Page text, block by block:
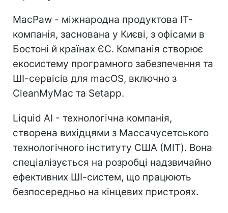
MacPaw - міжнародна продуктова IT-
компанія, заснована у Києві, з офісами в
Бостоні й країнах ЄС. Компанія створює
екосистему програмного забезпечення та
ШІ-сервісів для macOS, включно з
CleanMyMac та Setapp.
Liquid AI - технологічна компанія,
створена вихідцями з Массачусетського
технологічного інституту США (MIT). Вона
спеціалізується на розробці надзвичайно
ефективних ШІ-систем, що працюють
безпосередньо на кінцевих пристроях.